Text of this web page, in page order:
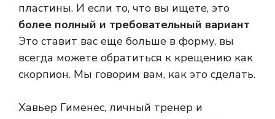
пластины. И если то, что вы ищете, это
более полный и требовательный вариант
Это ставит вас еще больше в форму, вы
всегда можете обратиться к крещению как
скорпион. Мы говорим вам, как это сделать.
Хавьер Гименес, личный тренер и